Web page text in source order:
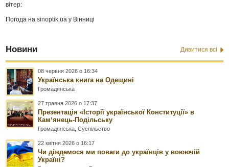
вітер:
Погода наsinoptik.ua у Вінниці
Новини Дивитися всі
08 червня 2026 о 16:34
Українська книга на Одещині
Громадянська
27 травня 2026 о 17:37
Презентація «Історії української Конституції» в
Камʼянець-Подільську
Громадянська ,Суспільство
22 квітня 2026 о 16:17
Чи діждемося ми поваги до українців у воюючій
Україні?